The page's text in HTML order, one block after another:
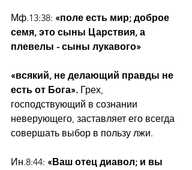
Мф.13:38: «поле есть мир; доброе
семя, это сыны Царствия, а
плевелы - сыны лукавого»
«всякий, не делающий правды не
есть от Бога». Грех,
господствующий в сознании
неверующего, заставляет его всегда
совершать выбор в пользу лжи.
Ин.8:44: «Ваш отец диавол; и вы